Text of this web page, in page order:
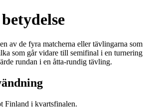
av de fyra matcherna eller tävlingarna som
som går vidare till semifinal i en turnering
rundan i en åtta-rundig tävling.
Finland i kvartsfinalen.